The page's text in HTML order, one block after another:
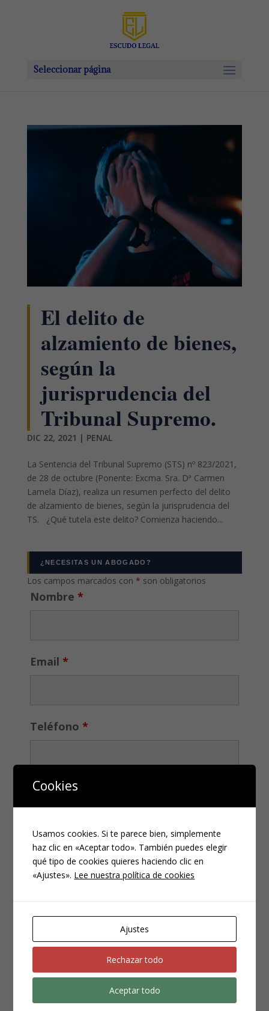
Seleccionar página
El delito de
alzamiento de bienes,
según la
jurisprudencia del
Tribunal Supremo.
DIC 22, 2021 | PENAL
La Sentencia del Tribunal Supremo (STS) nº 823/2021,
de 28 de octubre (Ponente: Excma. Sra. Dª Carmen
Lamela Díaz), realiza un resumen perfecto del delito
de alzamiento de bienes, según la jurisprudencia del
TS. ¿Qué tutela este delito? Comienza haciendo...
¿NECESITAS UN ABOGADO?
Los campos marcados con * son obligatorios
Nombre *
Email *
Teléfono *
CATEGORÍAS
Noticias
Penitenciario
ENTRADAS RECIENTES
Cookies
Usamos cookies. Si te parece bien, simplemente
haz clic en «Aceptar todo». También puedes elegir
qué tipo de cookies quieres haciendo clic en
«Ajustes». Lee nuestra política de cookies
Ajustes
Rechazar todo
Aceptar todo